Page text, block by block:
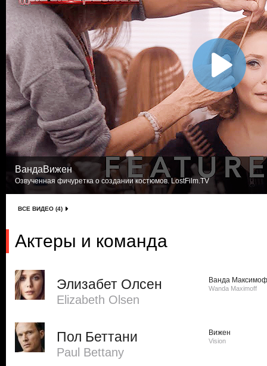
ВандаВижен
Озвученная фичуретка о создании костюмов. LostFilm.TV
ВСЕ ВИДЕО (4)
Актеры и команда
Элизабет Олсен
Elizabeth Olsen
Ванда
Wanda Maximoff
Пол Беттани
Paul Bettany
Вижен
Vision